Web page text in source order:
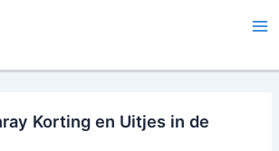
Korting en Uitjes in de